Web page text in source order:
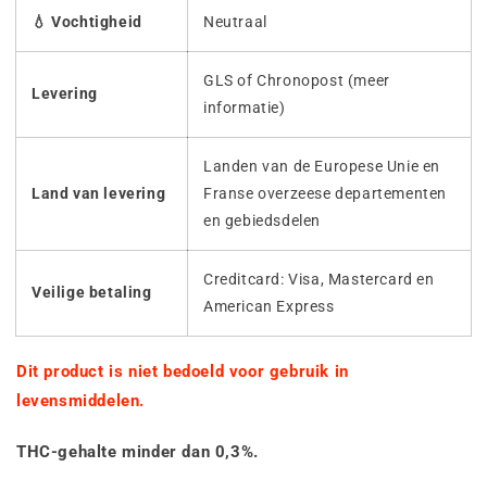
💧 Vochtigheid Neutraal
Levering
GLS of Chronopost (meer
informatie)
Land van levering
Landen van de Europese Unie en
Franse overzeese departementen
en gebiedsdelen
Veilige betaling
Creditcard: Visa, Mastercard en
American Express
Dit product is niet bedoeld voor gebruik in
levensmiddelen.
THC-gehalte minder dan 0,3%.